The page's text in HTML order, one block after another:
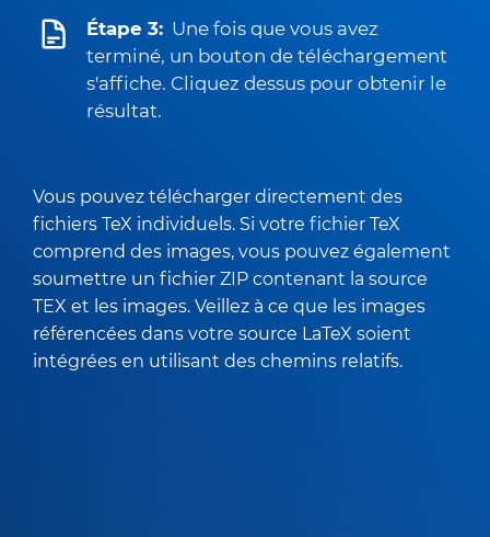
Étape 3: Une fois que vous avez
terminé, un bouton de téléchargement
s'affiche. Cliquez dessus pour obtenir le
résultat.
Vous pouvez télécharger directement des
fichiers TeX individuels. Si votre fichier TeX
comprend des images, vous pouvez également
soumettre un fichier ZIP contenant la source
TEX et les images. Veillez à ce que les images
référencées dans votre source LaTeX soient
intégrées en utilisant des chemins relatifs.